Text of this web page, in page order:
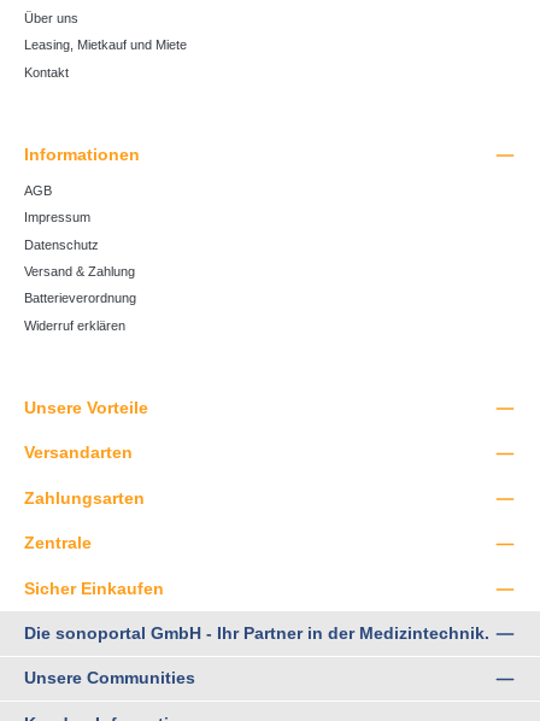
Unsere Vorteile
Zentrale
Sicher Einkaufen
Über uns
Leasing, Mietkauf und Miete
Kontakt
Informationen
AGB
Impressum
Datenschutz
Versand & Zahlung
Batterieverordnung
Widerruf erklären
Versandarten
Zahlungsarten
Die sonoportal GmbH - Ihr Partner in der Medizintechnik.
Unsere Communities